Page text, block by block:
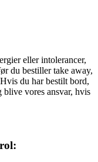
eller intolerancer,
du bestiller take away,
du har bestilt bord,
blive vores ansvar, hvis